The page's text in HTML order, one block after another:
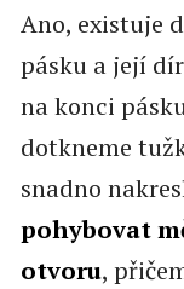
Ano, existuje
pásku a její
na konci
dotkneme
snadno
pohybovat
otvoru,